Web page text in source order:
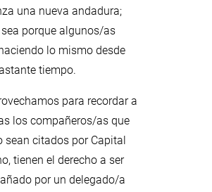
una nueva andadura;
porque algunos/as
lo mismo desde
tiempo.
para recordar a
los compañeros/as que
sean citados por Capital
tienen el derecho a ser
por un delegado/a